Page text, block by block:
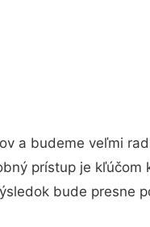
a budeme veľmi
prístup je kľúčom
bude presne